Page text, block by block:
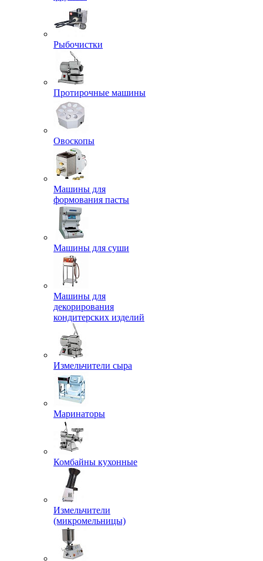
Рыбочистки
Протирочные машины
Овоскопы
Машины для
формования пасты
Машины для суши
Машины для
декорирования
кондитерских изделий
Измельчители сыра
Маринаторы
Комбайны кухонные
Измельчители
(микромельницы)